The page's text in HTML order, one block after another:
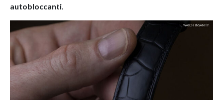
autobloccanti.